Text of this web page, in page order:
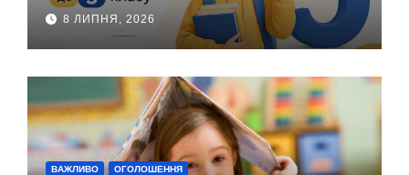
8 ЛИПНЯ, 2026
ВАЖЛИВО ОГОЛОШЕННЯ